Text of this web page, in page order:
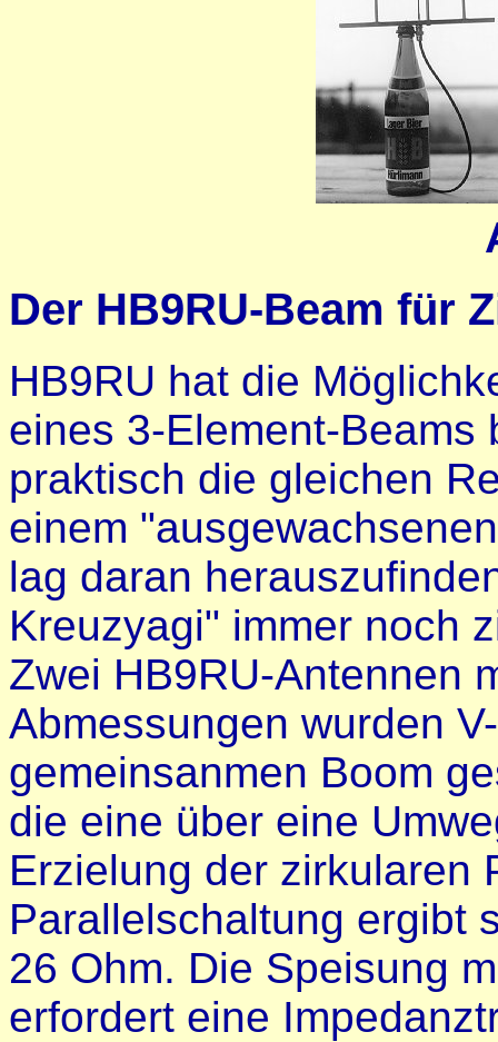
Der HB9RU-Beam für
HB9RU hat die
eines 3-Element-
praktisch die gleichen
einem
lag daran
Kreuzyagi" immer noch
Zwei HB9RU-Antennen
Abmessungen wurden
gemeinsanmen Boom
die eine über eine
Erzielung der zirkularen
Parallelschaltung ergibt
26 Ohm. Die Speisung
erfordert eine